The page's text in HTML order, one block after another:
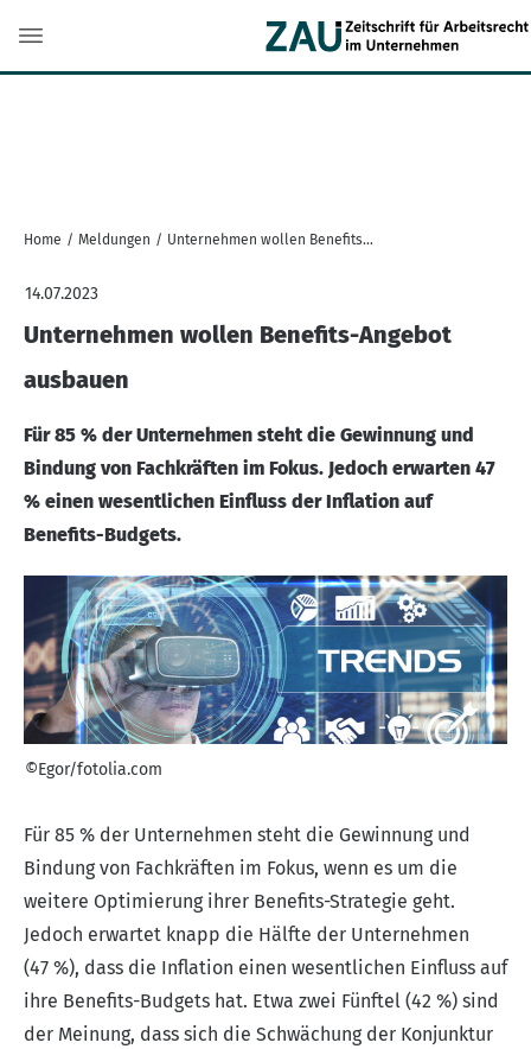
Home / Meldungen / Unternehmen wollen Benefits-Angebot ausbauen
14.07.2023
Unternehmen wollen Benefits-Angebot
ausbauen
Für 85 % der Unternehmen steht die Gewinnung und
Bindung von Fachkräften im Fokus. Jedoch erwarten 47
% einen wesentlichen Einfluss der Inflation auf
Benefits-Budgets.
©Egor/fotolia.com
Für 85 % der Unternehmen steht die Gewinnung und
Bindung von Fachkräften im Fokus, wenn es um die
weitere Optimierung ihrer Benefits-Strategie geht.
Jedoch erwartet knapp die Hälfte der Unternehmen
(47 %), dass die Inflation einen wesentlichen Einfluss auf
ihre Benefits-Budgets hat. Etwa zwei Fünftel (42 %) sind
der Meinung, dass sich die Schwächung der Konjunktur